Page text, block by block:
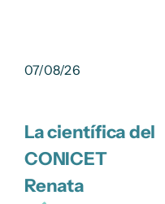
07/08/26
La científica del
CONICET
Renata